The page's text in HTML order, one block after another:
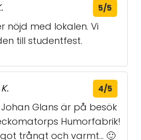
5/5
nöjd med lokalen. Vi
till studentfest.
4/5
Glans är på besök
Humorfabrik!
trångt och varmt... 🙂